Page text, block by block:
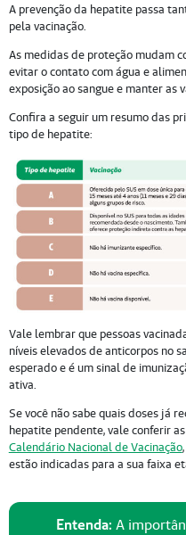
A prevenção da hepatite passa
pela vacinação.
As medidas de proteção mudam
evitar o contato com água e
exposição ao sangue e manter as
Confira a seguir um resumo das
tipo de hepatite:
Vale lembrar que pessoas
níveis elevados de anticorpos no
esperado e é um sinal de
ativa.
Se você não sabe quais doses já
hepatite pendente, vale conferir
Calendário Nacional de Vacinação
estão indicadas para a sua faixa
Entenda: A